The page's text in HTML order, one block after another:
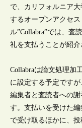
で、カリフォルニア
するオープンアクセ
ル”Collabra”では、査
礼を支払うことが紹介
Collabraは論文処理加
に設定する予定です
編集者と査読者への
す。支払いを受けた
で受け取るほかに、